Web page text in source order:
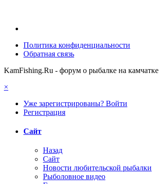
Политика конфиденциальности
Обратная связь
KamFishing.Ru - форум о рыбалке на камчатке
×
Уже зарегистрированы? Войти
Регистрация
Сайт
Назад
Сайт
Новости любительской рыбалки
Рыболовное видео